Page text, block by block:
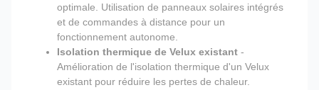
optimale. Utilisation de panneaux solaires intégrés
et de commandes à distance pour un
fonctionnement autonome.
Isolation thermique de Velux existant -
Amélioration de l'isolation thermique d'un Velux
existant pour réduire les pertes de chaleur.